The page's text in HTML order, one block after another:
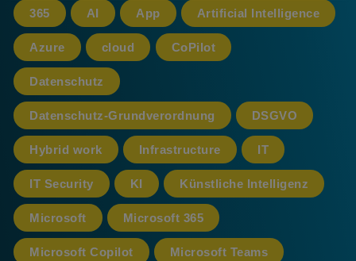
365 AI App Artificial Intelligence
Azure cloud CoPilot
Datenschutz
Datenschutz-Grundverordnung DSGVO
Hybrid work Infrastructure IT
IT Security KI Künstliche Intelligenz
Microsoft Microsoft 365
Microsoft Copilot Microsoft Teams